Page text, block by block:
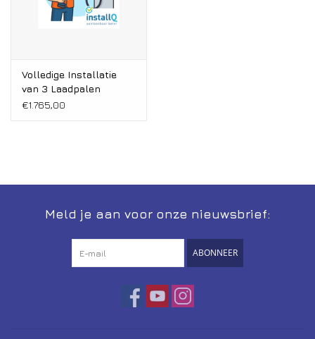
Volledige Installatie
van 3 Laadpalen
€1.765,00
Meld je aan voor onze nieuwsbrief:
ABONNEER